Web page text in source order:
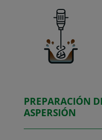
PREPARACIÓN
ASPERSIÓN